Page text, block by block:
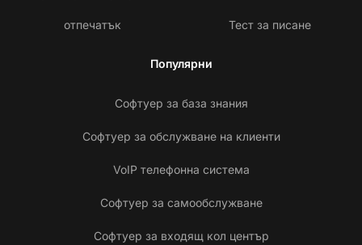
отпечатък Тест за писане
Популярни
Софтуер за база знания
Софтуер за обслужване на клиенти
VoIP телефонна система
Софтуер за самообслужване
Софтуер за входящ кол център